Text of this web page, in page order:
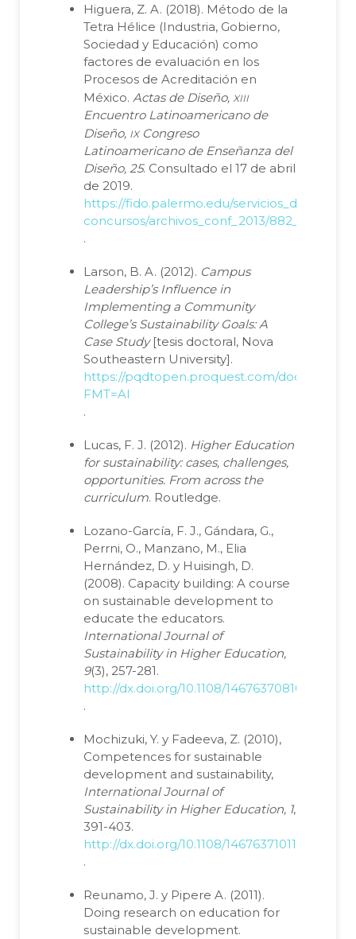
Higuera, Z. A. (2018). Método de la
Tetra Hélice (Industria, Gobierno,
Sociedad y Educación) como
factores de evaluación en los
Procesos de Acreditación en
México. Actas de Diseño, xiii
Encuentro Latinoamericano de
Diseño, ixCongreso
Latinoamericano de Enseñanza del
Diseño, 25. Consultado el 17 de abril
de 2019.
https://fido.palermo.edu/servicios_dyc/
concursos/archivos_conf_2013/
.
Larson, B. A. (2012). Campus
Leadership’s Influence in
Implementing a Community
College’s Sustainability Goals: A
Case Study[tesis doctoral, Nova
Southeastern University].
https://pqdtopen.proquest.com/doc/
FMT=AI
.
Lucas, F. J. (2012). Higher Education
for sustainability: cases, challenges,
opportunities. From across the
curriculum. Routledge.
Lozano-García, F. J., Gándara, G.,
Perrni, O., Manzano, M., Elia
Hernández, D. y Huisingh, D.
(2008). Capacity building: A course
on sustainable development to
educate the educators.
International Journal of
Sustainability in Higher Education,
9(3), 257-281.
http://dx.doi.org/10.1108/14676370810885880
.
Mochizuki, Y. y Fadeeva, Z. (2010),
Competences for sustainable
development and sustainability,
International Journal of
Sustainability in Higher Education, 1,
391-403.
http://dx.doi.org/10.1108/14676371011077603
.
Reunamo, J. y Pipere A. (2011).
Doing research on education for
sustainable development.